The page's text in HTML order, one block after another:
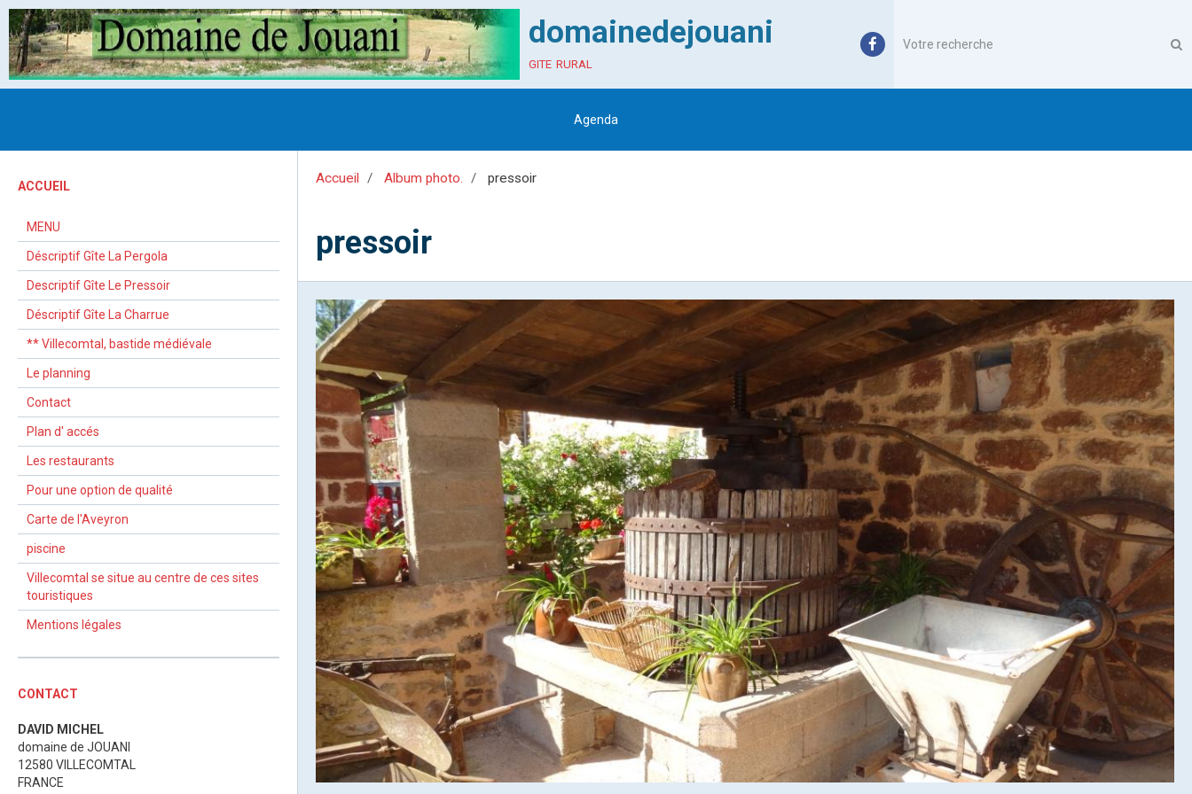
domainedejouani
gite rural
Agenda
Accueil Album photo. pressoir
pressoir
ACCUEIL
MENU
Déscriptif Gîte La Pergola
Descriptif Gîte Le Pressoir
Déscriptif Gîte La Charrue
** Villecomtal, bastide médiévale
Le planning
Contact
Plan d' accés
Les restaurants
Pour une option de qualité
Carte de l'Aveyron
piscine
Villecomtal se situe au centre de ces sites
touristiques
Mentions légales
CONTACT
DAVID MICHEL
domaine de JOUANI
12580 VILLECOMTAL
FRANCE